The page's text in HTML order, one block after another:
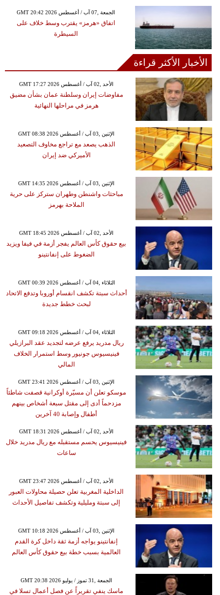
GMT 20:42 2026 الجمعة ,07 آب / أغسطس
اتفاق «هرمز» يقترب وسط خلاف على
السيطرة
الأخبار الأكثر قراءة
GMT 17:27 2026 الأحد ,02 آب / أغسطس
مفاوضات إيران وسلطنة عمان بشأن مضيق
هرمز في مراحلها النهائية
GMT 08:38 2026 الإثنين ,03 آب / أغسطس
الذهب يصعد مع تراجع مخاوف التصعيد
الأميركي ضد إيران
GMT 14:35 2026 الإثنين ,03 آب / أغسطس
مباحثات واشنطن وطهران ستركز على حرية
الملاحة بهرمز
GMT 18:45 2026 الأحد ,02 آب / أغسطس
بيع حقوق كأس العالم يفجر أزمة في فيفا ويزيد
الضغوط على إنفانتينو
GMT 00:39 2026 الثلاثاء ,04 آب / أغسطس
أحداث سبتة تكشف انقسام أوروبا وتدفع الاتحاد
لبحث خطط جديدة
GMT 09:18 2026 الثلاثاء ,04 آب / أغسطس
ريال مدريد يرفع عرضه لتجديد عقد البرازيلي
فينيسيوس جونيور وسط استمرار الخلاف
المالي
GMT 23:41 2026 الإثنين ,03 آب / أغسطس
موسكو تعلن أن مسيّرة أوكرانية قصفت شاطئاً
مزدحماً أدى إلى مقتل سبعة أشخاص بينهم
أطفال وإصابة 40 آخرين
GMT 18:31 2026 الأحد ,02 آب / أغسطس
فينيسيوس يحسم مستقبله مع ريال مدريد خلال
ساعات
GMT 23:47 2026 الأحد ,02 آب / أغسطس
الداخلية المغربية تعلن حصيلة محاولات العبور
إلى سبتة ومليلية وتكشف تفاصيل الأحداث
GMT 10:18 2026 الإثنين ,03 آب / أغسطس
إنفانتينو يواجه أزمة ثقة داخل كرة القدم
العالمية بسبب خطة بيع حقوق كأس العالم
GMT 20:38 2026 الجمعة ,31 تموز / يوليو
ماسك ينفي تقريراً عن فصل أعمال تسلا في